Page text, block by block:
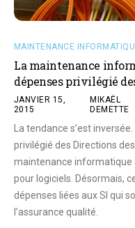
MAINTENANCE
La maintenance
dépenses privilégié
JANVIER 15,
2015
MIKAËL
DEMETTE
La tendance s’est
privilégié des Directions
maintenance informatique
pour logiciels. Désormais,
dépenses liées aux SI qui
l’assurance qualité.